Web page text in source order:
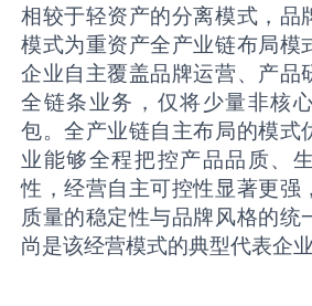
相较于轻资产的分离模式，品
模式为重资产全产业链布局模
企业自主覆盖品牌运营、产品
全链条业务，仅将少量非核
包。全产业链自主布局的模式
业能够全程把控产品品质、
性，经营自主可控性显著更强
质量的稳定性与品牌风格的统
尚是该经营模式的典型代表企业